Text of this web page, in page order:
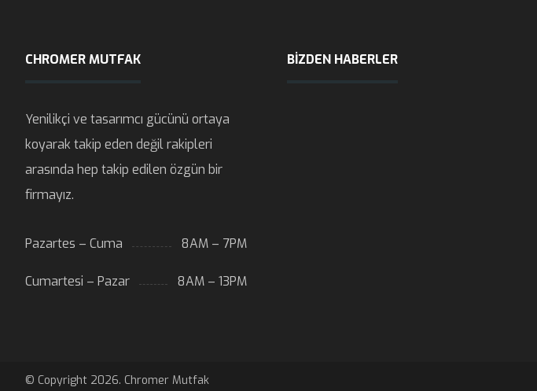
CHROMER MUTFAK
Yenilikçi ve tasarımcı gücünü ortaya
koyarak takip eden değil rakipleri
arasında hep takip edilen özgün bir
firmayız.
Pazartes – Cuma 8AM – 7PM
Cumartesi – Pazar 8AM – 13PM
BIZDEN HABERLER
© Copyright 2026. Chromer Mutfak